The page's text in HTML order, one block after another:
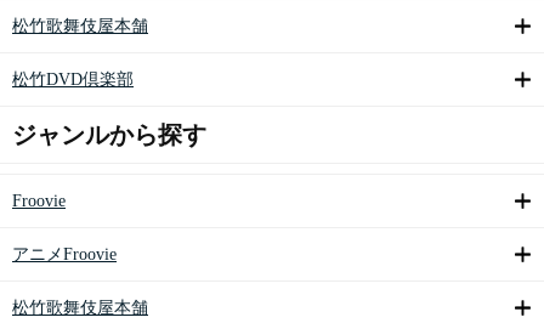
松竹歌舞伎屋本舗
松竹DVD倶楽部
ジャンルから探す
Froovie
アニメFroovie
松竹歌舞伎屋本舗